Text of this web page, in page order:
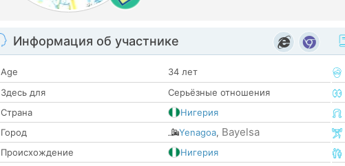
Информация об участнике
Age
34 лет
Здесь для
Серьёзные отношения
Страна
Нигерия
Город
Yenagoa, Bayelsa
Происхождение
Нигерия